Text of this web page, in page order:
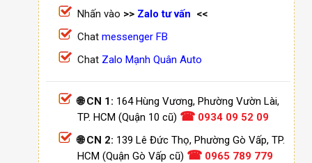
Nhấn vào >> Zalo tư vấn <<
Chat messenger FB
Chat Zalo Mạnh Quân Auto
🌐 CN 1: 164 Hùng Vương, Phường Vườn Lài,
TP. HCM (Quận 10 cũ) ☎ 0934 09 52 09
🌐 CN 2: 139 Lê Đức Thọ, Phường Gò Vấp, TP.
HCM (Quận Gò Vấp cũ) ☎ 0965 789 779